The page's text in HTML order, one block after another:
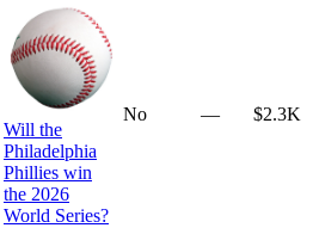
Will the
Philadelphia
Phillies win
the 2026
World Series?
No — $2.3K